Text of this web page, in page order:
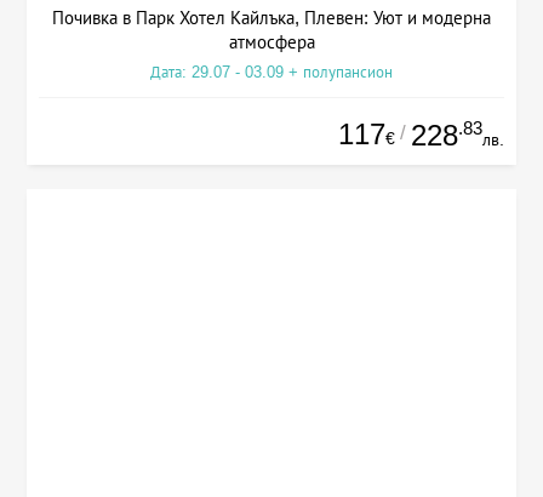
Почивка в Парк Хотел Кайлъка, Плевен: Уют и модерна
атмосфера
Дата: 29.07 - 03.09 + полупансион
117€ / 228.83
лв.